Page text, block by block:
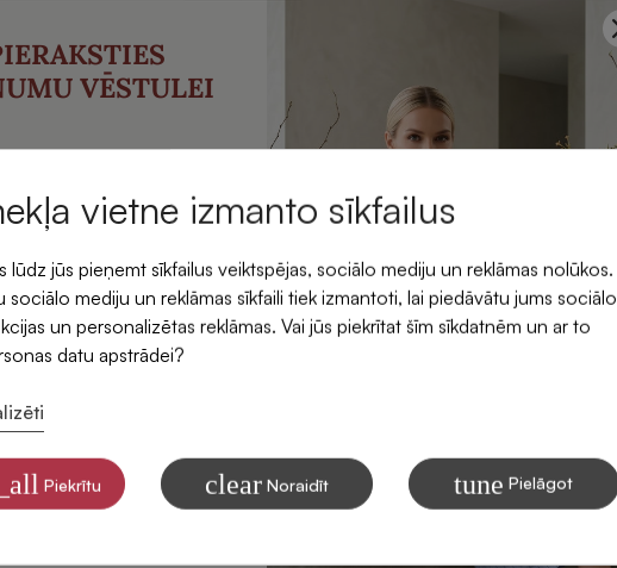
VĒSTULEI
saņemt SIDONAS
to, kā apstrādājam Jūsu
vietne izmanto sīkfailus
lūdz jūs pieņemt sīkfailus veiktspējas, sociālo mediju un reklāmas nolūkos.
sociālo mediju un reklāmas sīkfaili tiek izmantoti, lai piedāvātu jums sociālo
un personalizētas reklāmas. Vai jūs piekrītat šīm sīkdatnēm un ar to
datu apstrādei?
Piekrītu clear Noraidīt tune Pielāgot